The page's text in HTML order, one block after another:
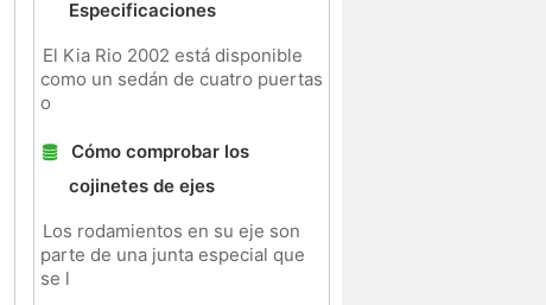
Especificaciones
El Kia Rio 2002 está disponible
como un sedán de cuatro puertas
o
Cómo comprobar los
cojinetes de ejes
Los rodamientos en su eje son
parte de una junta especial que
se l